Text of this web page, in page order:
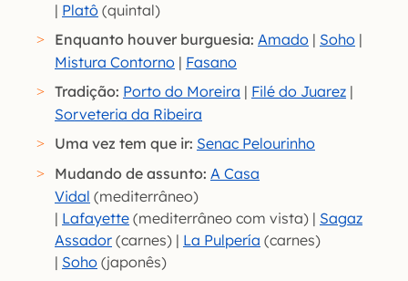
| Platô (quintal)
Enquanto houver burguesia: Amado | Soho |
Mistura Contorno | Fasano
Tradição: Porto do Moreira | Filé do Juarez |
Sorveteria da Ribeira
Uma vez tem que ir: Senac Pelourinho
Mudando de assunto: A Casa
Vidal (mediterrâneo)
| Lafayette (mediterrâneo com vista) | Sagaz
Assador (carnes) | La Pulpería (carnes)
| Soho (japonês)